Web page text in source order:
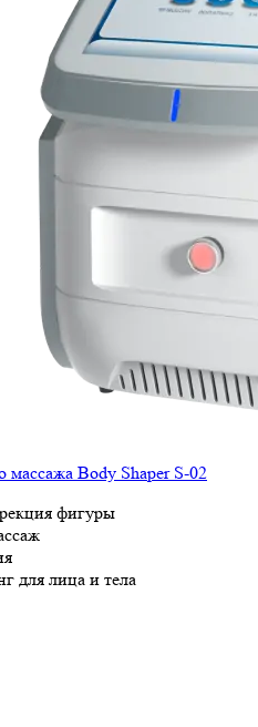
массажа Body Shaper S-02
фигуры
для лица и тела